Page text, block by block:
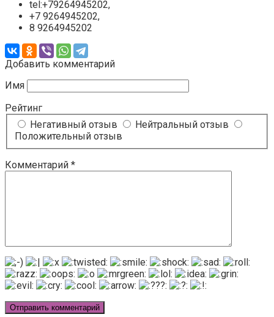
tel:+79264945202,
+7 9264945202,
8 9264945202
Добавить комментарий
Имя
Рейтинг
Негативный отзыв
Нейтральный отзыв
Положительный отзыв
Комментарий *